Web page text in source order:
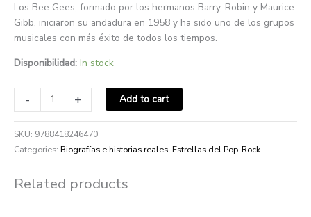
Los Bee Gees, formado por los hermanos Barry, Robin y Maurice
Gibb, iniciaron su andadura en 1958 y ha sido uno de los grupos
musicales con más éxito de todos los tiempos.
Disponibilidad: In stock
- + Add to cart
SKU: 9788418246470
Categories: Biografías e historias reales, Estrellas del Pop-Rock
Related products